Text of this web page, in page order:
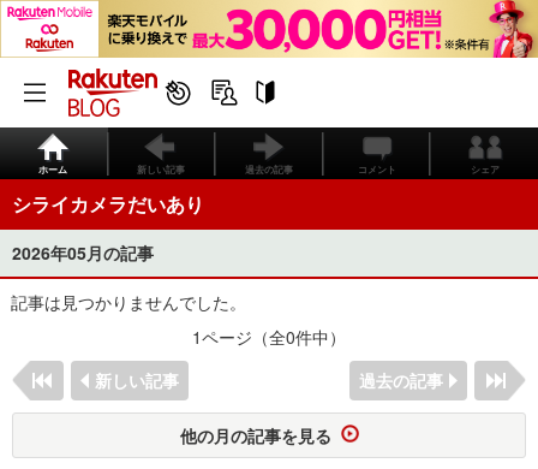
ホーム 新しい記事 過去の記事 コメント シェア
シライカメラだいあり
2026年05月の記事
記事は見つかりませんでした。
1ページ（全0件中）
新しい記事
過去の記事
他の月の記事を見る